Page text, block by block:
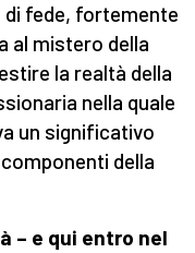
fede, fortemente
al mistero della
la realtà della
nella quale
un significativo
della
– e qui entro nel